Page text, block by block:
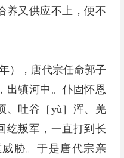
养又供应不上，便不
，唐代宗任命郭子
出镇河中。仆固怀恩
、吐谷［yù］浑、羌
纥叛军，一直打到长
胁。于是唐代宗亲